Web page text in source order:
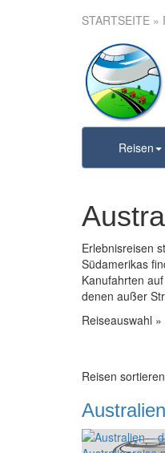
STARTSEITE »
Reisen
Erlebnisreisen
Südamerikas
Kanufahrten
denen außer
Reiseauswahl »
Reisen